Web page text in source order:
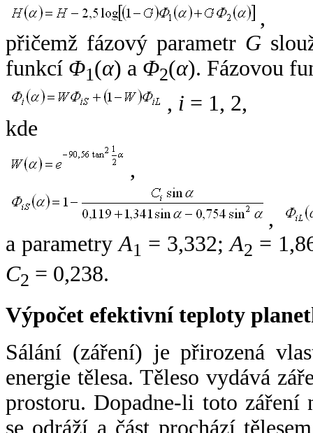
,
přičemž fázový parametr G
funkcí Φ1(α) a Φ2(α). Fázovou
, i = 1, 2,
kde
,
,
a parametryA1 = 3,332;A2 =
C2 = 0,238.
Výpočet efektivní teploty
Sálání (záření) je přirozená
energie tělesa. Těleso vydává
prostoru. Dopadne-li toto záření
se odráží a část prochází